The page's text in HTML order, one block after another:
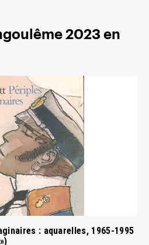
2023 en
: aquarelles, 1965-1995